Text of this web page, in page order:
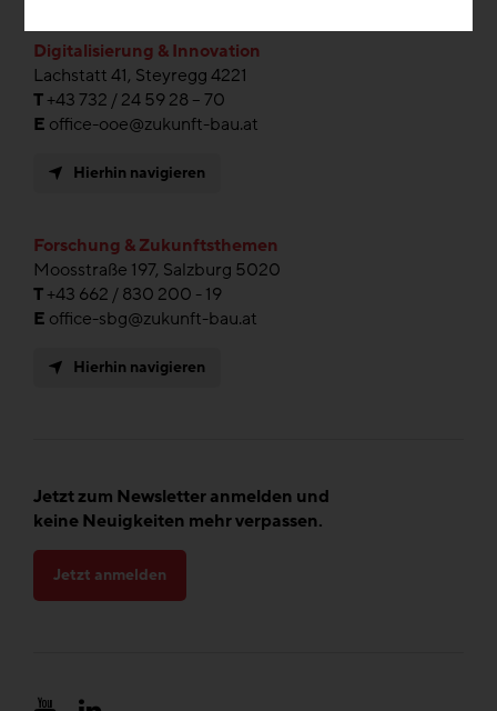
Digitalisierung & Innovation
Lachstatt 41, Steyregg 4221
T+43 732 / 24 59 28 – 70
E office-ooe@zukunft-bau.at
Hierhin navigieren
Forschung & Zukunftsthemen
Moosstraße 197, Salzburg 5020
T+43 662 / 830 200 - 19
E office-sbg@zukunft-bau.at
Hierhin navigieren
Jetzt zum Newsletter anmelden und
keine Neuigkeiten mehr verpassen.
Jetzt anmelden